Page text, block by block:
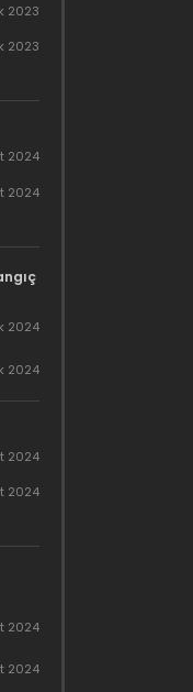
2023
2023
2024
2024
2024
2024
2024
2024
2024
2024